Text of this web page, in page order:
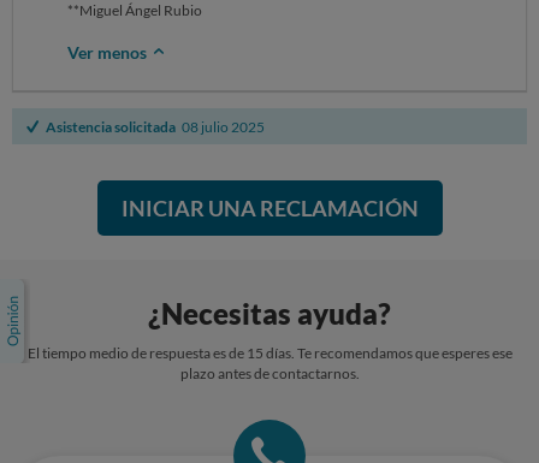
**Miguel Ángel Rubio
Ver menos
Asistencia solicitada 08 julio 2025
INICIAR UNA RECLAMACIÓN
¿Necesitas ayuda?
El tiempo medio de respuesta es de 15 días. Te recomendamos que esperes ese
plazo antes de contactarnos.